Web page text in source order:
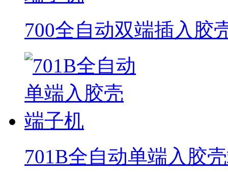
700全自动双端插入胶
701B全自动单端入胶